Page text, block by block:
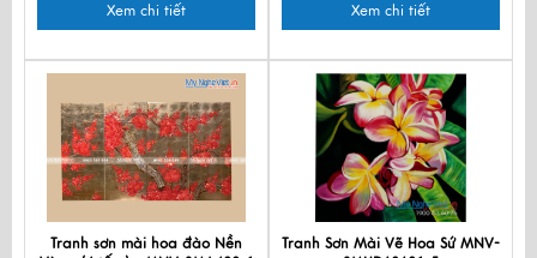
Xem chi tiết Xem chi tiết
Tranh sơn mài hoa đào Nền
Tranh Sơn Mài Vẽ Hoa Sứ MNV-